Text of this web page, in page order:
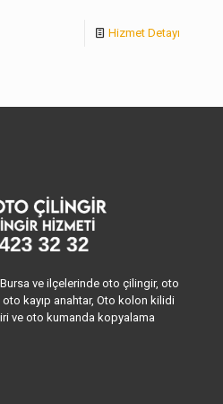
Hizmet Detayı
ve ilçelerinde oto çilingir, oto
kayıp anahtar, Oto kolon kilidi
ve oto kumanda kopyalama